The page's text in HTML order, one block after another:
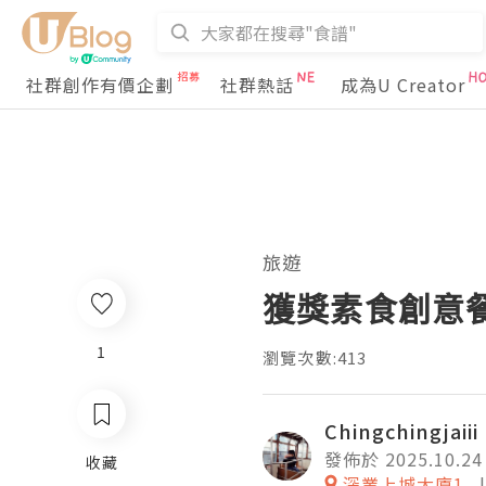
社群創作有價企劃 社群熱話 成為U Creator
1
收藏
旅遊
獲獎素食創意
瀏覽次數:413
Chingchingjaiii
發佈於 2025.10.24